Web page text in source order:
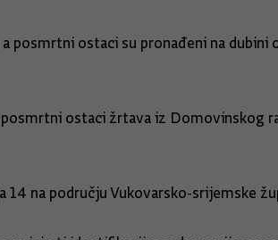
posmrtni ostaci su pronađeni na dubini
ostaci žrtava iz Domovinskog
na području Vukovarsko-srijemske